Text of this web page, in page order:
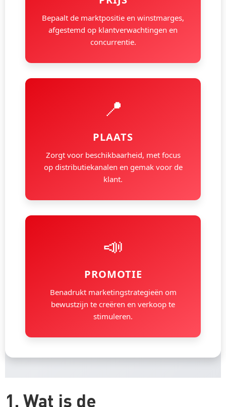
Bepaalt de marktpositie en winstmarges,
afgestemd op klantverwachtingen en
concurrentie.
📍
PLAATS
Zorgt voor beschikbaarheid, met focus
op distributiekanalen en gemak voor de
klant.
📣
PROMOTIE
Benadrukt marketingstrategieën om
bewustzijn te creëren en verkoop te
stimuleren.
1. Wat is de